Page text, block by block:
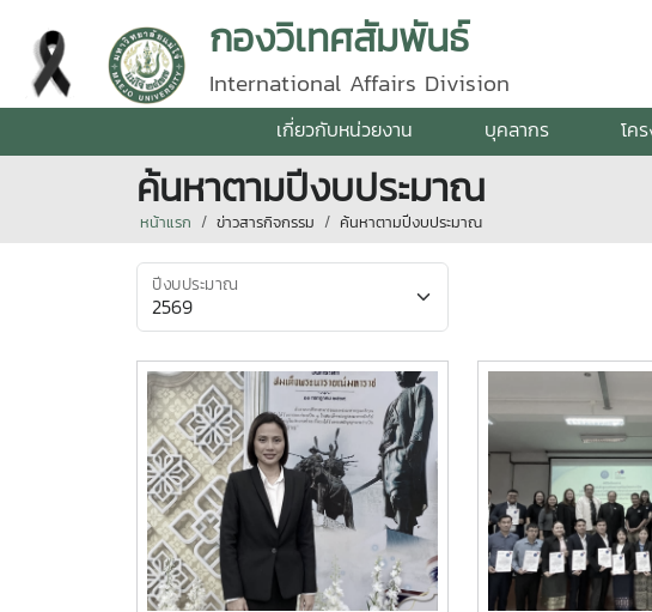
กองวิเทศสัมพันธ์
International Affairs Division
เกี่ยวกับหน่วยงาน บุคลากร โค
ค้นหาตามปีงบประมาณ
หน้าแรก ข่าวสารกิจกรรม ค้นหาตามปีงบประมาณ
ปีงบประมาณ